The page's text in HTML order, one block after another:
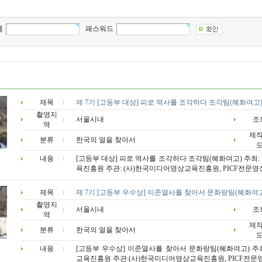
패스워드
제목
제 7기 [고등부 대상] 피로 역사를 조각하다 조각팀(혜화여고)
촬영지
역
서울시내 조
분류 한국의 얼을 찾아서
제
내용
[고등부 대상] 피로 역사를 조각하다 조각팀(혜화여고) 주최
육진흥원 주관: (사)한국미디어영상교육진흥원, PICF전문영
제목
제 7기 [고등부 우수상] 이준열사를 찾아서 문화랑팀(혜화여
촬영지
역
서울시내 조
분류 한국의 얼을 찾아서
제
내용
[고등부 우수상] 이준열사를 찾아서 문화랑팀(혜화여고)
교육진흥원 주관:(사)한국미디어영상교육진흥원, PICF전문